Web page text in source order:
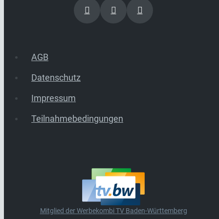
AGB
Datenschutz
Impressum
Teilnahmebedingungen
Mitglied der Werbekombi TV Baden-Württemberg